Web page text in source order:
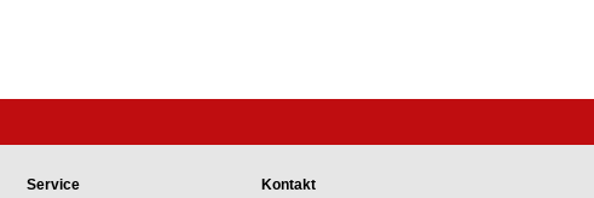
Service
Kontakt